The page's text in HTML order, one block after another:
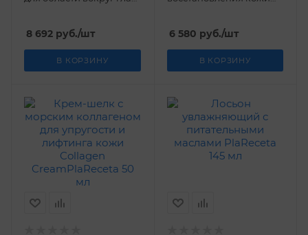
8 692 руб./шт
В КОРЗИНУ
6 580 руб./шт
В КОРЗИНУ